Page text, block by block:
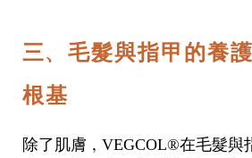
三、毛髮與指甲的養
根基
除了肌膚， VEGCOL®在毛髮與